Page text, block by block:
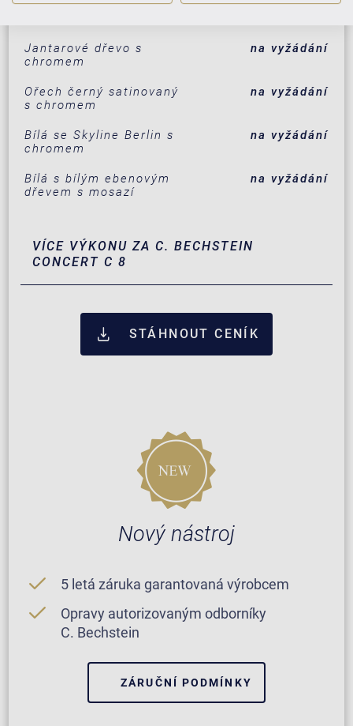
Jantarové dřevo s
chromem
na vyžádání
Ořech černý satinovaný
s chromem
na vyžádání
Bílá se Skyline Berlin s
chromem
na vyžádání
Bílá s bílým ebenovým
dřevem s mosazí
na vyžádání
VÍCE VÝKONU ZA C. BECHSTEIN
CONCERT C 8
STÁHNOUT CENÍK
Nový nástroj
5 letá záruka garantovaná výrobcem
Opravy autorizovaným odborníky
C. Bechstein
ZÁRUČNÍ PODMÍNKY